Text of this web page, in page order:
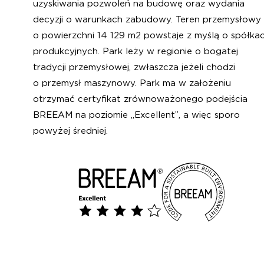
uzyskiwania pozwoleń na budowę oraz wydania
decyzji o warunkach zabudowy. Teren przemysłowy
o powierzchni 14 129 m2 powstaje z myślą o
produkcyjnych. Park leży w regionie o bogatej
tradycji przemysłowej, zwłaszcza jeżeli chodzi
o przemysł maszynowy. Park ma w założeniu
otrzymać certyfikat zrównoważonego podejścia
BREEAM na poziomie „Excellent”, a więc sporo
powyżej średniej.